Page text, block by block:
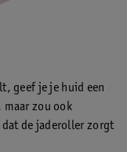
geef je je huid een
maar zou ook
de jaderoller zorgt